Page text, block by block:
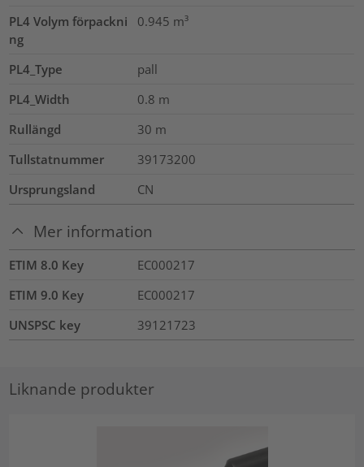
PL4 Volym förpackni
ng
0.945 m³
PL4_Type
pall
PL4_Width
0.8 m
Rullängd
30 m
Tullstatnummer
39173200
Ursprungsland
CN
Mer information
ETIM 8.0 Key
EC000217
ETIM 9.0 Key
EC000217
UNSPSC key
39121723
Liknande produkter